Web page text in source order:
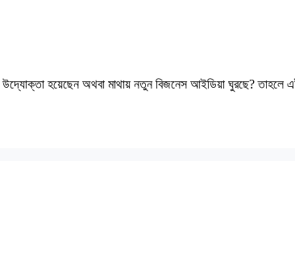
হয়েছেন অথবা মাথায় নতুন বিজনেস আইডিয়া ঘুরছে? তাহলে